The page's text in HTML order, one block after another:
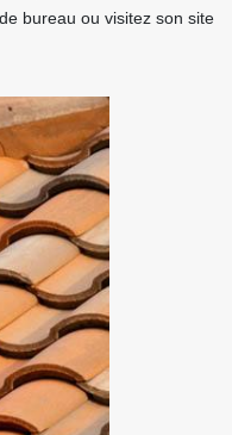
bureau ou visitez son site